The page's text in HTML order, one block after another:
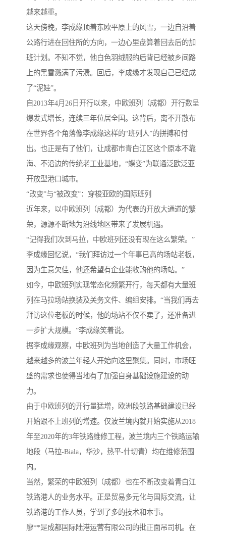
越来越重。
这天傍晚，李成缘顶着东欧平原上的风雪，一边自沿着
公路行进在回住所的方向，一边心里盘算着回去后的加
班计划。不知不觉，他白色羽绒服的后背已经被乡间路
上的黑雪溅满了污渍。回后，李成缘才发现自己已经成
了“泥娃”。
自2013年4月26日开行以来，中欧班列（成都）开行数呈
爆发式增长，连续三年位居全国。这背后，离不开散布
在世界各个角落像李成缘这样的“班列人”的拼搏和付
出。也正是有了他们，让成都市青白江区这个原本不靠
海、不沿边的传统老工业基地，“蝶变”为联通泛欧泛亚
开放型港口城市。
“改变”与“被改变”：穿梭亚欧的国际班列
近年来，以中欧班列（成都）为代表的开放大通道的繁
荣，源源不断地为沿线地区带来了发展机遇。
“记得我们次到马拉，中欧班列还没有现在这么繁荣。”
李成缘回忆说，“我们拜访过一个年事已高的场站老板，
因为生意欠佳，他还希望有企业能收购他的场站。”
如今，中欧班列实现常态化频繁开行，每天都有大量班
列在马拉场站换装及关务文件、编组安排。“当我们再去
拜访这位老板的时候，他的场站不仅不卖了，还准备进
一步扩大规模。”李成缘笑着说。
据李成缘观察，中欧班列为当地创造了大量工作机会，
越来越多的波兰年轻人开始向这里聚集。同时，市场旺
盛的需求也使得当地有了加强自身基础设施建设的动
力。
由于中欧班列的开行量猛增，欧洲段铁路基础建设已经
开始跟不上班列的增速。仅波兰境内就开始实施从2018
年至2020年的3年铁路维修工程，波兰境内三个铁路运输
地段（马拉-Biala，华沙，热平-什切青）均在维修范围
内。
当然，繁荣的中欧班列（成都）也在不断改变着青白江
铁路港人的业务水平。正是贸易多元化与国际交流，让
铁路港的工作人员，学到了多的技术和本事。
廖**是成都国际陆港运营有限公司的批正面吊司机。在